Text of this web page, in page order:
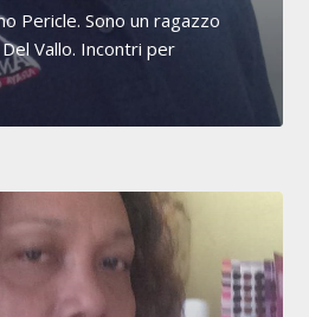
Pericle. Sono un ragazzo
Vallo. Incontri per